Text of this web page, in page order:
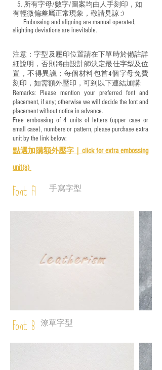
5. 所有字母/數字/圖案均由人手刻印，如
有輕微偏差屬正常現象，敬請見諒 :)
​ Embossing and aligning are manual operated,
slighting deviations are inevitable.
注意：字型及壓印位置請在下單時於備註詳
細說明，否則將由設計師決定最佳字型及位
置，不得異議；每個材料包首4個字母免費
刻印，如需額外壓印，可到以下連結加購:
Remarks: Please mention your preferred font and
placement, if any; otherwise we will decide the font and
placement without notice in advance.
Free embossing of 4 units of letters (upper case or
small case), numbers or pattern, please purchase extra
unit by the link below:
點選加購額外壓字｜ click for extra embossing
unit(s)
Font A 手寫字型
Font B 潦草字型